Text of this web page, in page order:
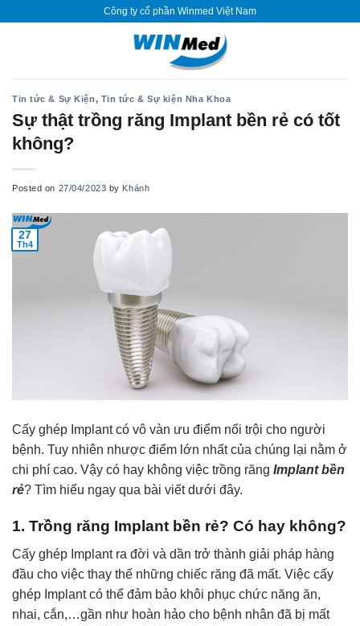
Công ty cổ phần Winmed Việt Nam
Tin tức & Sự Kiện, Tin tức & Sự kiện Nha Khoa
Sự thật trồng răng Implant bền rẻ có tốt
không?
Posted on 27/04/2023 by Khánh
27
Th4
Cấy ghép Implant có vô vàn ưu điểm nổi trội cho người
bệnh. Tuy nhiên nhược điểm lớn nhất của chúng lại nằm ở
chi phí cao. Vậy có hay không việc trồng răng Implant bền
rẻ? Tìm hiểu ngay qua bài viết dưới đây.
1. Trồng răng Implant bền rẻ? Có hay không?
Cấy ghép Implant ra đời và dần trở thành giải pháp hàng
đầu cho việc thay thế những chiếc răng đã mất. Việc cấy
ghép Implant có thể đảm bảo khôi phục chức năng ăn,
nhai, cắn,…gần như hoàn hảo cho bệnh nhân đã bị mất